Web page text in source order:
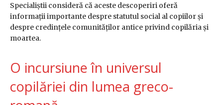
Specialiștii consideră că aceste descoperiri oferă
informații importante despre statutul social al copiilor și
despre credințele comunităților antice privind copilăria și
moartea.
O incursiune în universul
copilăriei din lumea greco-